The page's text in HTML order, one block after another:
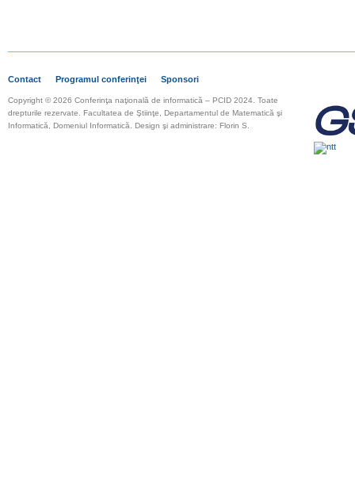
Contact Programul conferinţei Sponsori
Copyright © 2026 Conferinţa naţională de informatică – PCID 2024. Toate
drepturile rezervate. Facultatea de Ştiinţe, Departamentul de Matematică şi
Informatică, Domeniul Informatică. Design şi administrare: Florin S.